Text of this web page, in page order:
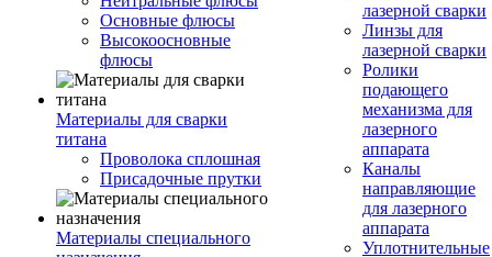
Основные флюсы
Высокоосновные
флюсы
Материалы для сварки
титана
Проволока сплошная
Присадочные прутки
Материалы специального
лазерной сварки
Линзы для
лазерной сварки
Ролики
подающего
механизма для
лазерного
аппарата
Каналы
направляющие
для лазерного
аппарата
Уплотнительные